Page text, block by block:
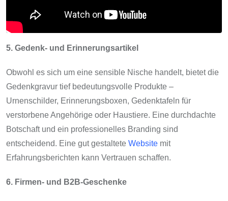
5. Gedenk- und Erinnerungsartikel
Obwohl es sich um eine sensible Nische handelt, bietet die
Gedenkgravur tief bedeutungsvolle Produkte –
Urnenschilder, Erinnerungsboxen, Gedenktafeln für
verstorbene Angehörige oder Haustiere. Eine durchdachte
Botschaft und ein professionelles Branding sind
entscheidend. Eine gut gestaltete Website mit
Erfahrungsberichten kann Vertrauen schaffen.
6. Firmen- und B2B-Geschenke